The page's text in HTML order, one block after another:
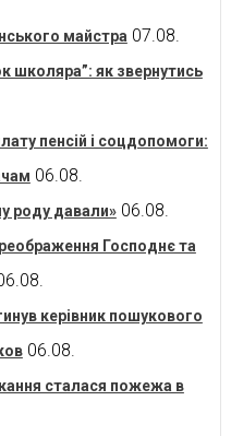
майстра 07.08.
школяра”: як звернутись
пенсій і соцдопомоги:
06.08.
роду давали» 06.08.
Господнє та
керівник пошукового
06.08.
сталася пожежа в